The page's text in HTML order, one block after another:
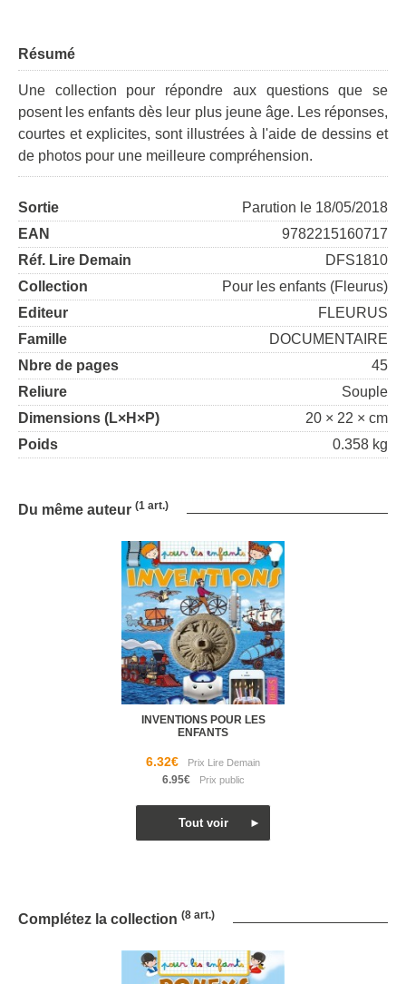
Résumé
Une collection pour répondre aux questions que se
posent les enfants dès leur plus jeune âge. Les réponses,
courtes et explicites, sont illustrées à l'aide de dessins et
de photos pour une meilleure compréhension.
Sortie
Parution le 18/05/2018
EAN
9782215160717
Réf. Lire Demain
DFS1810
Collection
Pour les enfants (Fleurus)
Editeur
FLEURUS
Famille
DOCUMENTAIRE
Nbre de pages
45
Reliure
Souple
Dimensions (L×H×P)
20 × 22 × cm
Poids
0.358 kg
Du même auteur (1 art.)
INVENTIONS POUR LES
ENFANTS
6.32€
6.95€
Complétez la collection (8 art.)